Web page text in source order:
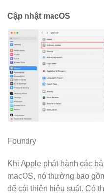
Cập nhật macOS
Foundry
Khi Apple phát hành các
macOS, nó thường bao
để cải thiện hiệu suất. Có